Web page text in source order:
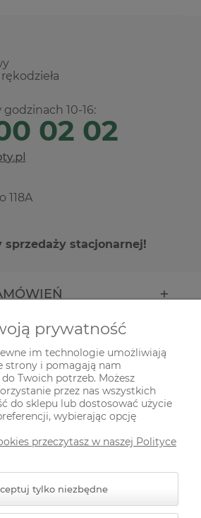
10-16:
02 02
118A
sprzedaży stacjonarnej!
NA
prywatność
im technologie umożliwiają
strony i pomagają nam
Twoich potrzeb. Możesz
przez nas wszystkich
do sklepu lub dostosować użycie
wybierając opcję
przeczytasz w naszej Polityce
tylko niezbędne